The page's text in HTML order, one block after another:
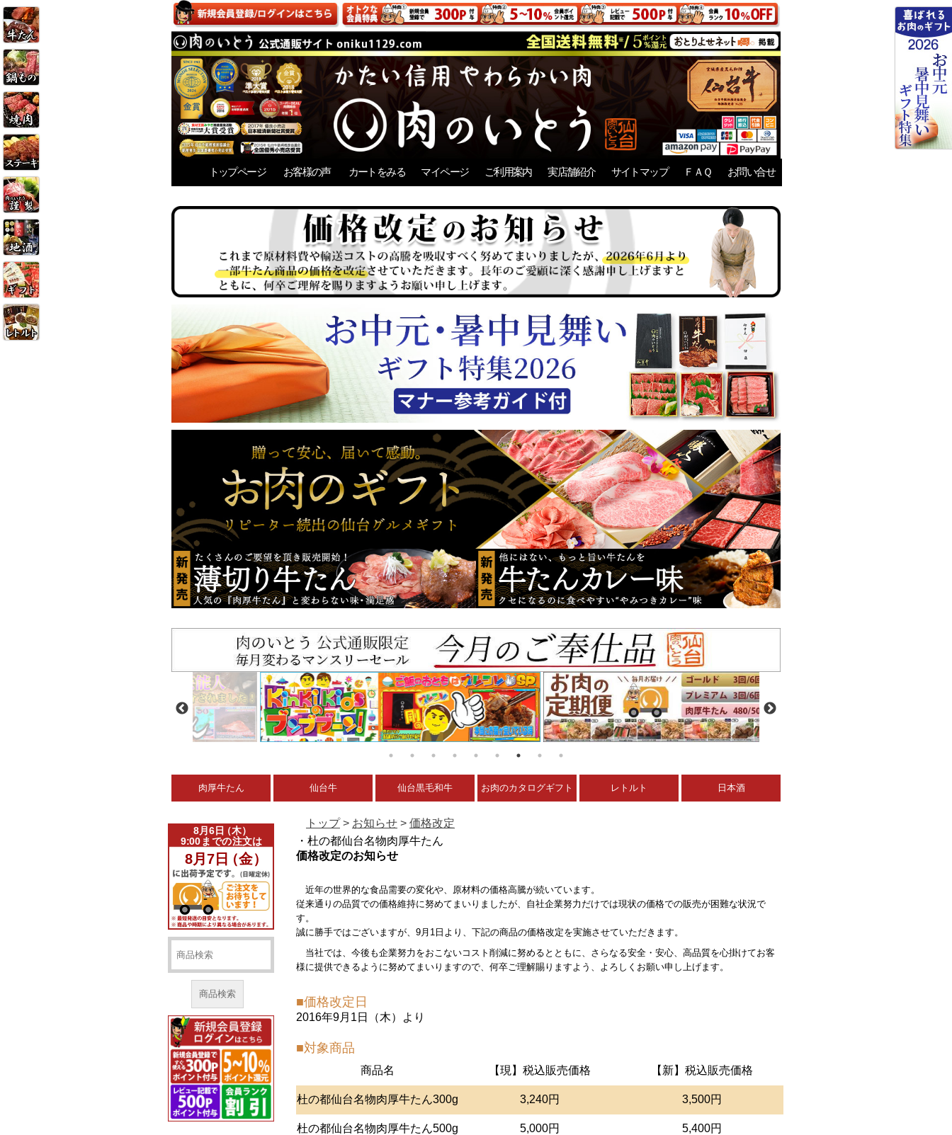
トップページ お客様の声 カートをみる マイページ ご利用案内 実店舗紹介 サイトマップ ＦＡＱ お問い合せ
肉厚牛たん 仙台牛 仙台黒毛和牛 お肉のカタログギフト レトルト 日本酒
商品検索
トップ> お知らせ > 価格改定
・杜の都仙台名物肉厚牛たん
価格改定のお知らせ
近年の世界的な食品需要の変化や、原材料の価格高騰が続いています。
従来通りの品質での価格維持に努めてまいりましたが、自社企業努力だけでは現状の価格での販売が困難な状況で
す。
誠に勝手ではございますが、9月1日より、下記の商品の価格改定を実施させていただきます。
当社では、今後も企業努力をおこないコスト削減に努めるとともに、さらなる安全・安心、高品質を心掛けてお客
様に提供できるように努めてまいりますので、何卒ご理解賜りますよう、よろしくお願い申し上げます。
■価格改定日
2016年9月1日（木）より
■対象商品
商品名 【現】税込販売価格 【新】税込販売価格
杜の都仙台名物肉厚牛たん300g 3,240円 3,500円
杜の都仙台名物肉厚牛たん500g 5,000円 5,400円